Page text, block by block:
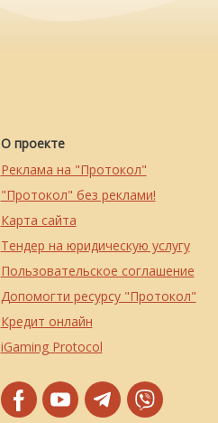
О проекте
Реклама на "Протокол"
"Протокол" без реклами!
Карта сайта
Тендер на юридическую услугу
Пользовательское соглашение
Допомогти ресурсу "Протокол"
Кредит онлайн
iGaming Protocol